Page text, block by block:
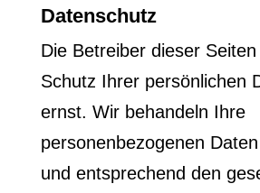
Datenschutz
Die Betreiber dieser
Schutz Ihrer persönlichen
ernst. Wir behandeln Ihre
personenbezogenen
und entsprechend den